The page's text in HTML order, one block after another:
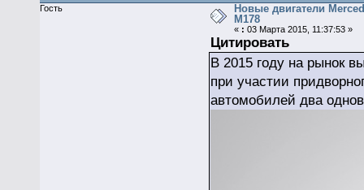
Гость
Новые двигатели
M178
« : 03 Марта 2015, 11:37:53 »
Цитировать
В 2015 году на рынок
при участии
автомобилей два